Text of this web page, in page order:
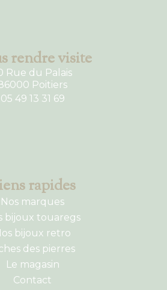
rendre visite
Rue du Palais
Poitiers
05 49 13 31 69
rapides
Nos marques
bijoux touaregs
bijoux retro
des pierres
Le magasin
Contact